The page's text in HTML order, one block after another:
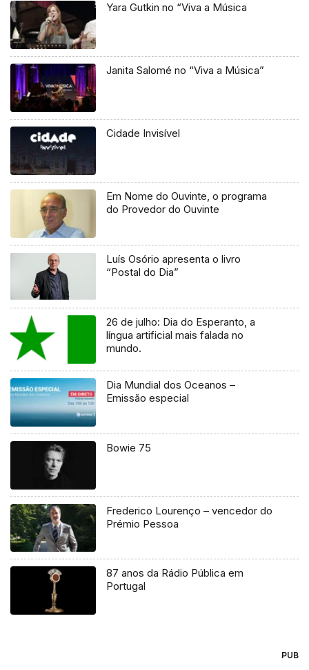
Yara Gutkin no “Viva a Música
Janita Salomé no “Viva a Música”
Cidade Invisível
Em Nome do Ouvinte, o programa
do Provedor do Ouvinte
Luís Osório apresenta o livro
“Postal do Dia”
26 de julho: Dia do Esperanto, a
língua artificial mais falada no
mundo.
Dia Mundial dos Oceanos –
Emissão especial
Bowie 75
Frederico Lourenço – vencedor do
Prémio Pessoa
87 anos da Rádio Pública em
Portugal
PUB